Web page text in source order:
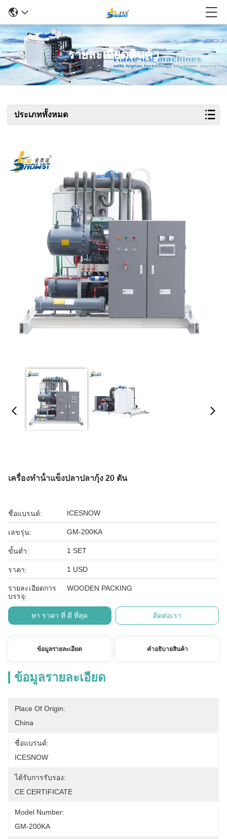
รายละเอียดสินค้า
ประเภททั้งหมด
เครื่องทําน้ําแข็งปลาปลากุ้ง 20 ตัน
ชื่อแบรนด์: ICESNOW
เลขรุ่น: GM-200KA
ขั้นต่ำ: 1 SET
ราคา: 1 USD
รายละเอียดการ
บรรจุ:
WOODEN PACKING
หา ราคา ที่ ดี ที่สุด ติดต่อเรา
ข้อมูลรายละเอียด คําอธิบายสินค้า
ข้อมูลรายละเอียด
Place Of Origin:
China
ชื่อแบรนด์:
ICESNOW
ได้รับการรับรอง:
CE CERTIFICATE
Model Number:
GM-200KA